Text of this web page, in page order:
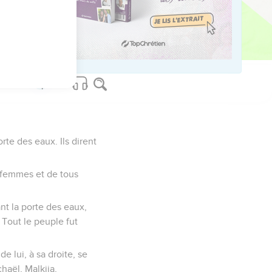
des eaux. Ils dirent
et de tous
la porte des eaux,
Tout le peuple fut
lui, à sa droite, se
Malkija,